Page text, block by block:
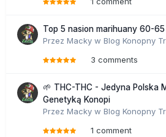
Top 5 nasion marihuany 60-
Przez Macky w Blog Konopny
3 comments
🌱 THC-THC - Jedyna Polska
Genetyką Konopi
Przez Macky w Blog Konopny
1 comment